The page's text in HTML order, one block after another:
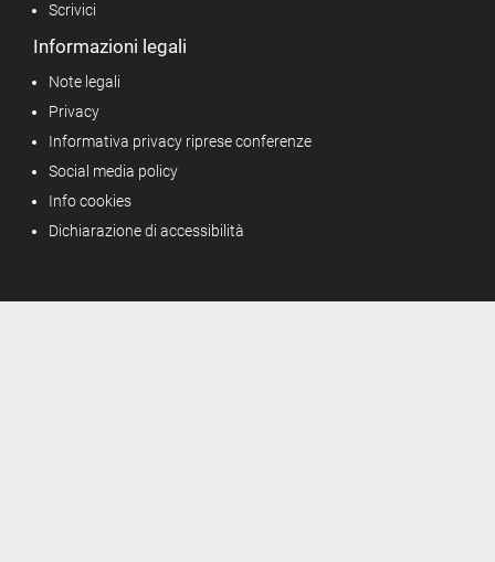
Scrivici
Informazioni legali
Note legali
Privacy
Informativa privacy riprese conferenze
Social media policy
Info cookies
Dichiarazione di accessibilità